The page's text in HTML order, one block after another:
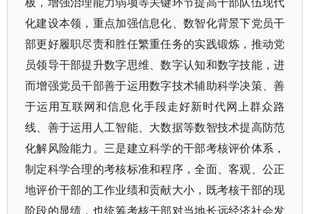
板，增强治理能力弱项等关键环节提高干部队伍现代
化建设本领，重点加强信息化、数智化背景下党员干
部更好履职尽责和胜任繁重任务的实践锻炼，推动党
员领导干部提升数字思维、数字认知和数字技能，进
而增强党员干部善于运用数字技术辅助科学决策、善
于运用互联网和信息化手段走好新时代网上群众路
线、善于运用人工智能、大数据等数智技术提高防范
化解风险能力。三是建立科学的干部考核评价体系，
制定科学合理的考核标准和程序，全面、客观、公正
地评价干部的工作业绩和贡献大小，既考核干部的现
阶段的显绩，也统筹考核干部对当地长远经济社会发